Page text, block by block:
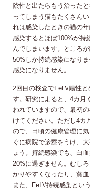
陰性と出たらもう治った
ってしまう猫もたくさん
れは感染したときの猫の
感染するとほぼ100%が持
んでしまいます。ところ
50%しか持続感染になり
感染になりません。
2回目の検査でFeLV陽性
す。研究によると、4カ月
われていますので、最初
けてください。ただし4カ
ので、日頃の健康管理に
ぐに病院で診察をうけ、
ょう。持続感染でも、白
20%に過ぎません。むし
かりやすくなったり、貧
また、FeLV持続感染とい